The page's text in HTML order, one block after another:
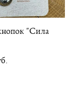
"Сила